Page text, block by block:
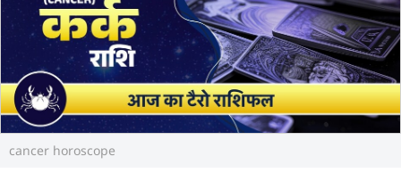
cancer horoscope